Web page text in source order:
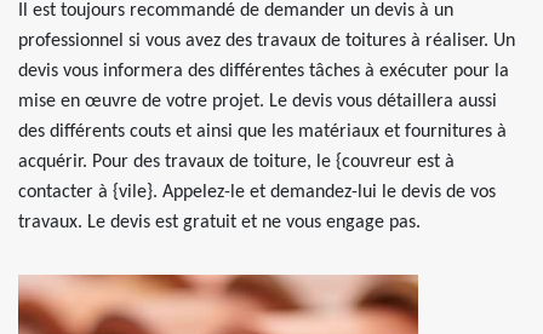
Il est toujours recommandé de demander un devis à un
professionnel si vous avez des travaux de toitures à réaliser. Un
devis vous informera des différentes tâches à exécuter pour la
mise en œuvre de votre projet. Le devis vous détaillera aussi
des différents couts et ainsi que les matériaux et fournitures à
acquérir. Pour des travaux de toiture, le {couvreur est à
contacter à {vile}. Appelez-le et demandez-lui le devis de vos
travaux. Le devis est gratuit et ne vous engage pas.